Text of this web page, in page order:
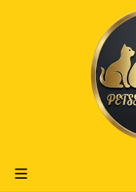
Cookievoorkeuren zijn